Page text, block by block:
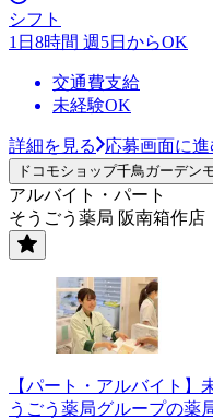
シフト
1日8時間 週5日からOK
交通費支給
未経験OK
詳細を見る 応募画面に進
ドコモショップ千鳥ガーデン
アルバイト・パート
そうごう薬局 阪南箱作店
【パート・アルバイト
うごう薬局グループの薬